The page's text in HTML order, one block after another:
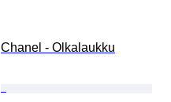
Chanel - Olkalaukku